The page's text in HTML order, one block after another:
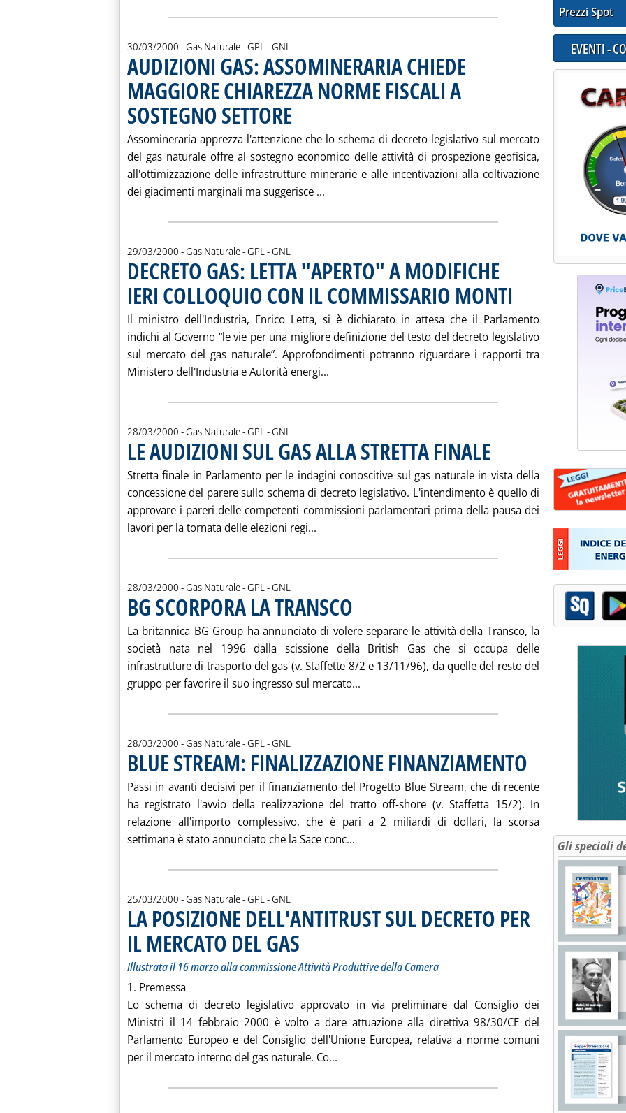
30/03/2000 - Gas Naturale - GPL - GNL
AUDIZIONI GAS: ASSOMINERARIA CHIEDE
MAGGIORE CHIAREZZA NORME FISCALI A
SOSTEGNO SETTORE
Assomineraria apprezza l'attenzione che lo schema di decreto legislativo sul mercato
del gas naturale offre al sostegno economico delle attività di prospezione geofisica,
all'ottimizzazione delle infrastrutture minerarie e alle incentivazioni alla coltivazione
dei giacimenti marginali ma suggerisce ... Leggi tutta la notizia: 'AUDIZIONI GAS: ASSOMINERARIA
29/03/2000 - Gas Naturale - GPL - GNL
DECRETO GAS: LETTA "APERTO" A MODIFICHE
IERI COLLOQUIO CON IL COMMISSARIO MONTI . Pubblicata mercoledì 29 marzo
Il ministro dell'Industria, Enrico Letta, si è dichiarato in attesa che il Parlamento
indichi al Governo “le vie per una migliore definizione del testo del decreto legislativo
sul mercato del gas naturale”. Approfondimenti potranno riguardare i rapporti tra
Ministero dell'Industria e Autorità energi... Leggi tutta la notizia: 'DECRETO GAS: LETTA "APERTO" A
28/03/2000 - Gas Naturale - GPL - GNL
LE AUDIZIONI SUL GAS ALLA STRETTA FINALE . Pubblicata martedì 28 marzo 2000
Stretta finale in Parlamento per le indagini conoscitive sul gas naturale in vista della
concessione del parere sullo schema di decreto legislativo. L'intendimento è quello di
approvare i pareri delle competenti commissioni parlamentari prima della pausa dei
lavori per la tornata delle elezioni regi... Leggi tutta la notizia: 'LE AUDIZIONI SUL GAS ALLA STRETTA
28/03/2000 - Gas Naturale - GPL - GNL
BG SCORPORA LA TRANSCO
La britannica BG Group ha annunciato di volere separare le attività della Transco, la
società nata nel 1996 dalla scissione della British Gas che si occupa delle
infrastrutture di trasporto del gas (v. Staffette 8/2 e 13/11/96), da quelle del resto del
gruppo per favorire il suo ingresso sul mercato...
28/03/2000 - Gas Naturale - GPL - GNL
BLUE STREAM: FINALIZZAZIONE FINANZIAMENTO . Pubblicata martedì 28
Passi in avanti decisivi per il finanziamento del Progetto Blue Stream, che di recente
ha registrato l'avvio della realizzazione del tratto off-shore (v. Staffetta 15/2). In
relazione all'importo complessivo, che è pari a 2 miliardi di dollari, la scorsa
settimana è stato annunciato che la Sace conc... Leggi tutta la notizia: 'BLUE STREAM:
25/03/2000 - Gas Naturale - GPL - GNL
LA POSIZIONE DELL'ANTITRUST SUL DECRETO PER
IL MERCATO DEL GAS . Sottotitolo: Illustrata il 16 marzo alla commissione Attività Produttive della Camera
Illustrata il 16 marzo alla commissione Attività Produttive della Camera
1. Premessa
Lo schema di decreto legislativo approvato in via preliminare dal Consiglio dei
Ministri il 14 febbraio 2000 è volto a dare attuazione alla direttiva 98/30/CE del
Parlamento Europeo e del Consiglio dell'Unione Europea, relativa a norme comuni
per il mercato interno del gas naturale. Co... Leggi tutta la notizia: 'LA POSIZIONE DELL'ANTITRUST SUL
Prezzi Spot
EVENTI -
Gli speciali